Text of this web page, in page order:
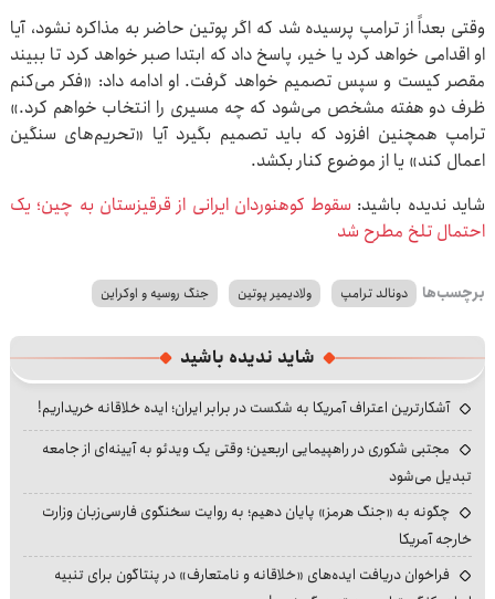
وقتی بعداً از ترامپ پرسیده شد که اگر پوتین حاضر به مذاکره نشود، آیا
او اقدامی خواهد کرد یا خیر، پاسخ داد که ابتدا صبر خواهد کرد تا ببیند
مقصر کیست و سپس تصمیم خواهد گرفت. او ادامه داد: «فکر می‌کنم
ظرف دو هفته مشخص می‌شود که چه مسیری را انتخاب خواهم کرد.»
ترامپ همچنین افزود که باید تصمیم بگیرد آیا «تحریم‌های سنگین
اعمال کند» یا از موضوع کنار بکشد.
شاید ندیده باشید: سقوط کوهنوردان ایرانی از قرقیزستان به چین؛ یک
احتمال تلخ مطرح شد
برچسب‌ها دونالد ترامپ ولادیمیر پوتین جنگ روسیه و اوکراین
شاید ندیده باشید
آشکارترین اعتراف آمریکا به شکست در برابر ایران؛ ایده خلاقانه خریداریم!
مجتبی شکوری در راهپیمایی اربعین؛ وقتی یک ویدئو به آیینه‌ای از جامعه
تبدیل می‌شود
چگونه به «جنگ هرمز» پایان دهیم؛ به روایت سخنگوی فارسی‌زبان وزارت
خارجه آمریکا
فراخوان دریافت ایده‌های «خلاقانه و نامتعارف» در پنتاگون برای تنبیه